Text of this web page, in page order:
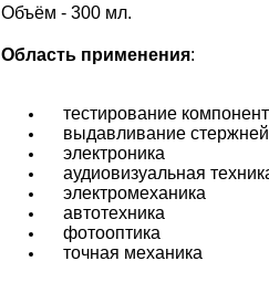
Объём - 300 мл.
Область применения:
тестирование
выдавливание стержней
электроника
аудиовизуальная
электромеханика
автотехника
фотооптика
точная механика